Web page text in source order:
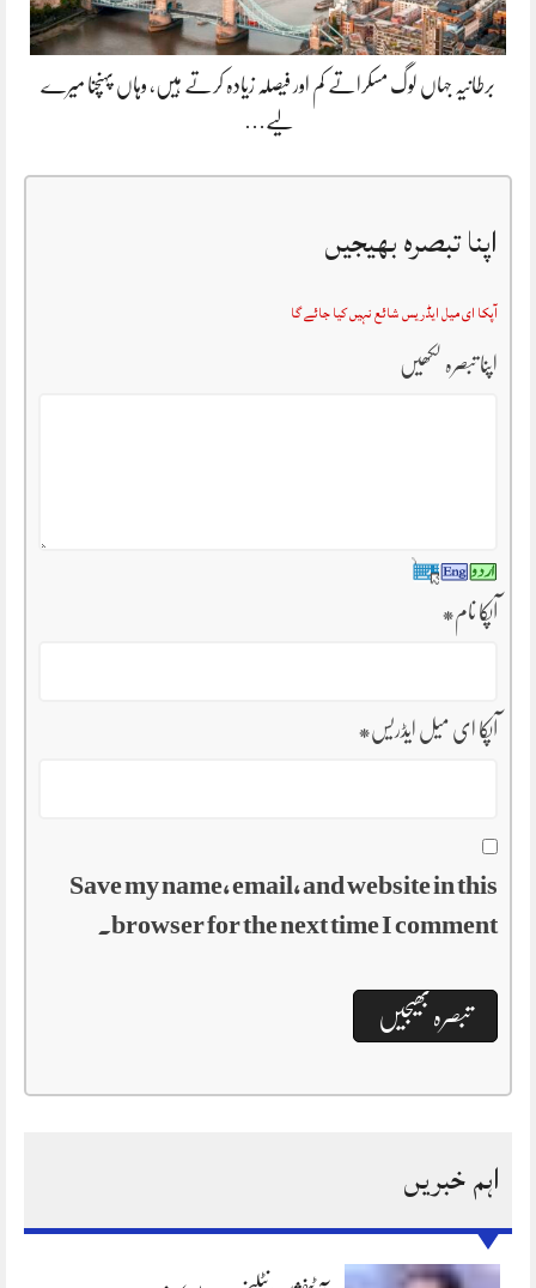
برطانیہ جہاں لوگ مسکراتے کم اور فیصلہ زیادہ کرتے ہیں، وہاں پہنچنا میرے
لیے…
اپنا تبصرہ بھیجیں
آپکا ای میل ایڈریس شائع نہیں کیا جائے گا
اپنا تبصرہ لکھیں
آپکا نام*
آپکا ای میل ایڈریس*
Save my name, email, and website in this
browser for the next time I comment.
اہم خبریں